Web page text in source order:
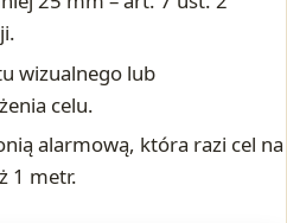
wizualnego lub
celu.
alarmową, która razi cel na
1 metr.